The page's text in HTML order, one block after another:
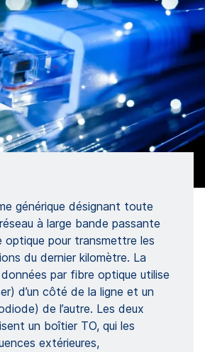
générique désignant toute
à large bande passante
optique pour transmettre les
du dernier kilomètre. La
par fibre optique utilise
d’un côté de la ligne et un
de l’autre. Les deux
un boîtier TO, qui les
extérieures,